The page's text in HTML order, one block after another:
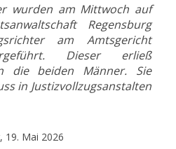
wurden am Mittwoch auf
Regensburg
am Amtsgericht
Dieser erließ
die beiden Männer. Sie
in Justizvollzugsanstalten
19. Mai 2026